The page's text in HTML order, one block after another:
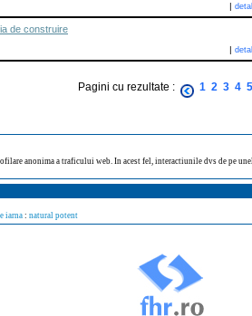
|
de construire
|
Pagini cu rezultate : 1 2 3 4 5
anonima a traficului web. In acest fel, interactiunile dvs de pe
iarna : natural potent